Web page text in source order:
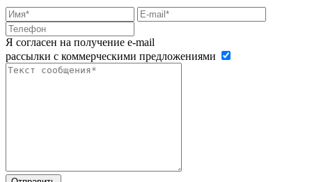
Я согласен на получение e-mail
рассылки с коммерческими предложениями